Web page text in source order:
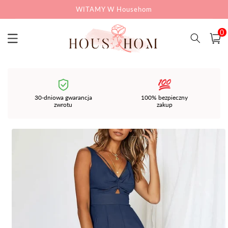
treści
WITAMY W Househom
Koszyk
0
30-dniowa gwarancja
zwrotu
100% bezpieczny
zakup
przejść